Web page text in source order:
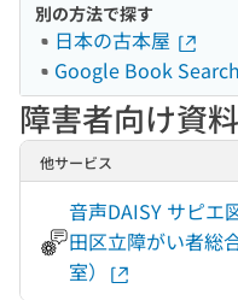
別の方法で探す
日本の古本屋
Google Book Search
障害者向け資
他サービス
音声DAISY サピエ
田区立障がい者総
室）